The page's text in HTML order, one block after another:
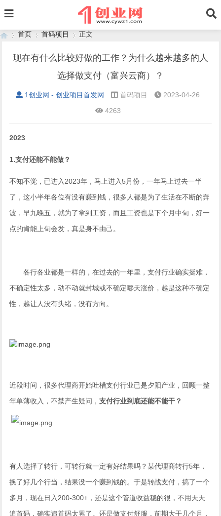
首页 首码项目
›
正文
现在有什么比较好做的工作？为什么越来越多的人
选择做支付（富兴云商）？
1创业网 - 创业项目首发网 首码项目
2023-04-26
4263
2023
1.支付还能不能做？
不知不觉，已进入2023年，马上进入5月份，一年马上过去一半
了，这小半年各位有没有赚到钱，很多人都是为了生活在不断的奔
波，早九晚五，就为了拿到工资，而且工资也是下个月中旬，好一
点的肯能上旬会发，真是身不由己。
各行各业都是一样的，在过去的一年里，支付行业确实挺难，
不确定性太多，动不动就封城或不确定哪天涨价，越是这种不确定
性，越让人没有头绪，没有方向。
近段时间，很多代理商开始吐槽支付行业已是夕阳产业，回顾一整
年单薄收入，不禁产生疑问，支付行业到底还能不能干？
有人选择了转行，可转行就一定有好结果吗？某代理商转行5年，
换了好几个行当，结果没一个赚到钱的。于是转战支付，搞了一个
多月，现在日入200-300+，还是这个管道收益稳的很，不用天天
追首码，确实追首码太累了。还是做支付舒服，前期大干几个月，